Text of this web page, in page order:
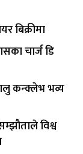
बिक्रीमा
चार्ज डि
कन्क्लेभ भव्य
विश्व